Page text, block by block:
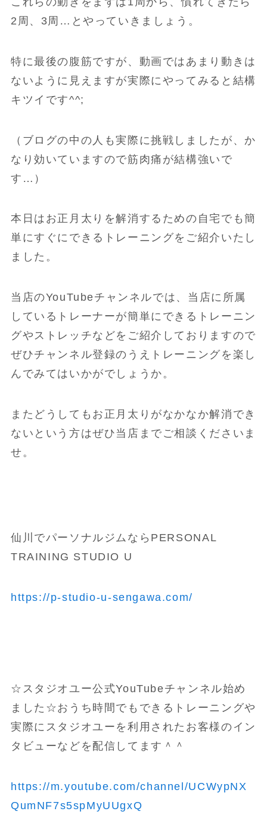
2周、3周…とやっていきましょう。
特に最後の腹筋ですが、動画ではあまり動きは
ないように見えますが実際にやってみると結構
キツイです^^;
（ブログの中の人も実際に挑戦しましたが、か
なり効いていますので筋肉痛が結構強いで
す…）
本日はお正月太りを解消するための自宅でも簡
単にすぐにできるトレーニングをご紹介いたし
ました。
当店のYouTubeチャンネルでは、当店に所属
しているトレーナーが簡単にできるトレーニン
グやストレッチなどをご紹介しておりますので
ぜひチャンネル登録のうえトレーニングを楽し
んでみてはいかがでしょうか。
またどうしてもお正月太りがなかなか解消でき
ないという方はぜひ当店までご相談くださいま
せ。
仙川でパーソナルジムならPERSONAL
TRAINING STUDIO U
https://p-studio-u-sengawa.com/
☆スタジオユー公式YouTubeチャンネル始め
ました☆おうち時間でもできるトレーニングや
実際にスタジオユーを利用されたお客様のイン
タビューなどを配信してます＾＾
https://m.youtube.com/channel/UCWypNX
QumNF7s5spMyUUgxQ